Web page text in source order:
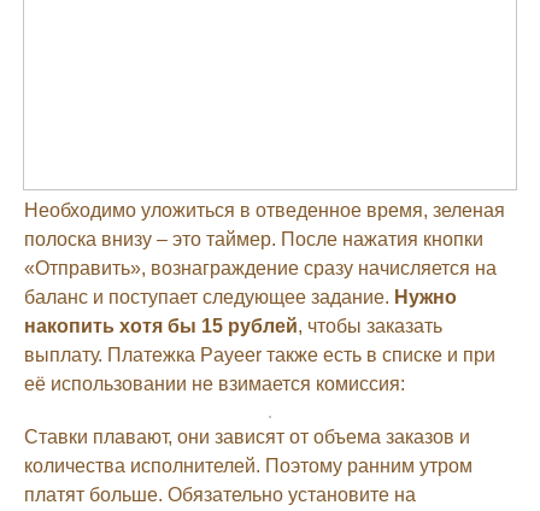
Необходимо уложиться в отведенное время, зеленая
полоска внизу – это таймер. После нажатия кнопки
«Отправить», вознаграждение сразу начисляется на
баланс и поступает следующее задание. Нужно
накопить хотя бы 15 рублей, чтобы заказать
выплату. Платежка Payeer также есть в списке и при
её использовании не взимается комиссия:
Ставки плавают, они зависят от объема заказов и
количества исполнителей. Поэтому ранним утром
платят больше. Обязательно установите на